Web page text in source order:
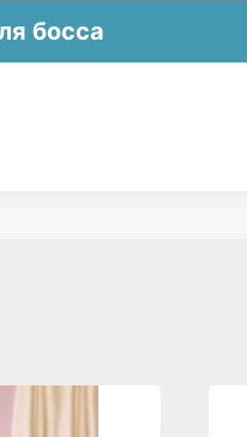
босса